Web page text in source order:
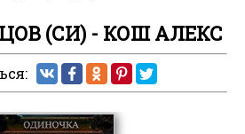
(СИ) - КОШ АЛЕКС